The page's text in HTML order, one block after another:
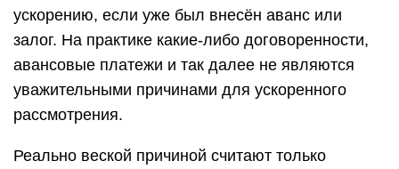
ускорению, если уже был внесён аванс или
залог. На практике какие-либо договоренности,
авансовые платежи и так далее не являются
уважительными причинами для ускоренного
рассмотрения.
Реально веской причиной считают только